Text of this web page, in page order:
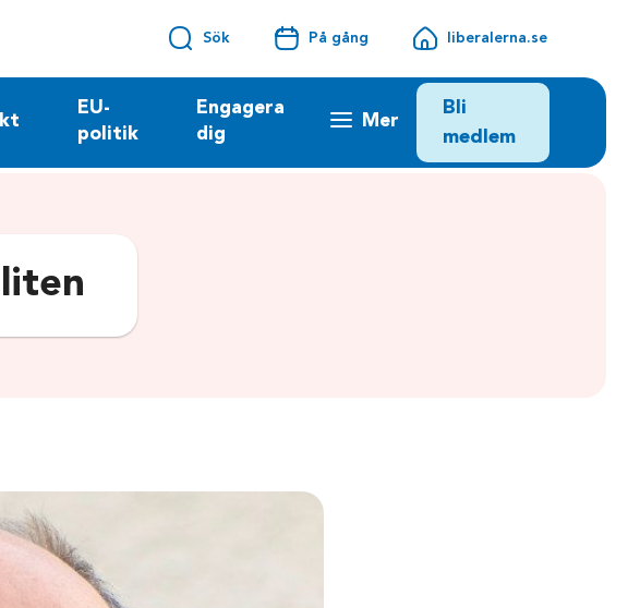
Sök På gång liberalerna.se
EU-
politik
Engagera
dig
Mer
Bli
medlem